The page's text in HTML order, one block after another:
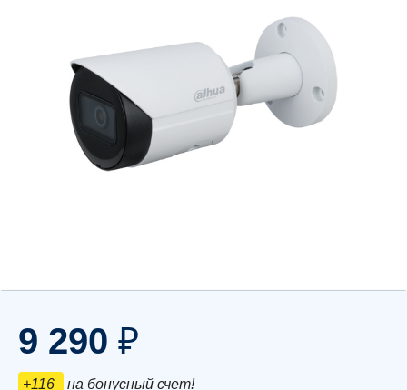
9 290 ₽
+116 на бонусный счет!